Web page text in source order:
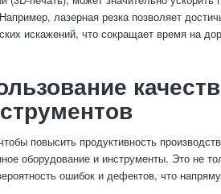
лазерная резка позволяет
искажений, что сокращает время на
повысить продуктивность
оборудование и инструменты. Это не
ошибок и дефектов, что